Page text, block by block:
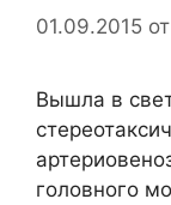
01.09.2015 от
Вышла в
головного